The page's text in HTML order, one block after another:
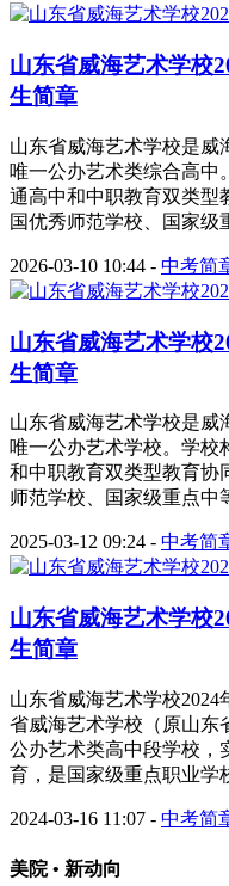
山东省威海艺术学校
生简章
山东省威海艺术学校是威
唯一公办艺术类综合高中
通高中和中职教育双类型
国优秀师范学校、国家级
2026-03-10 10:44 - 中考简
山东省威海艺术学校
生简章
山东省威海艺术学校是威
唯一公办艺术学校。学校
和中职教育双类型教育协
师范学校、国家级重点中
2025-03-12 09:24 - 中考简
山东省威海艺术学校
生简章
山东省威海艺术学校
省威海艺术学校（原山东
公办艺术类高中段学校，
育，是国家级重点职业学
2024-03-16 11:07 - 中考简
美院 • 新动向